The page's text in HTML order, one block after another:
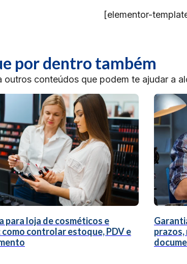
[elementor-
por dentro também
outros conteúdos que podem te ajudar a
para loja de cosméticos e
como controlar estoque, PDV e
prazos,